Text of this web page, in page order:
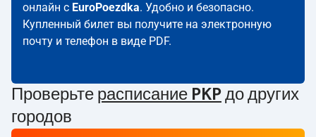
онлайн с EuroPoezdka. Удобно и безопасно.
Купленный билет вы получите на электронную
почту и телефон в виде PDF.
Проверьте расписание PKP до других
городов